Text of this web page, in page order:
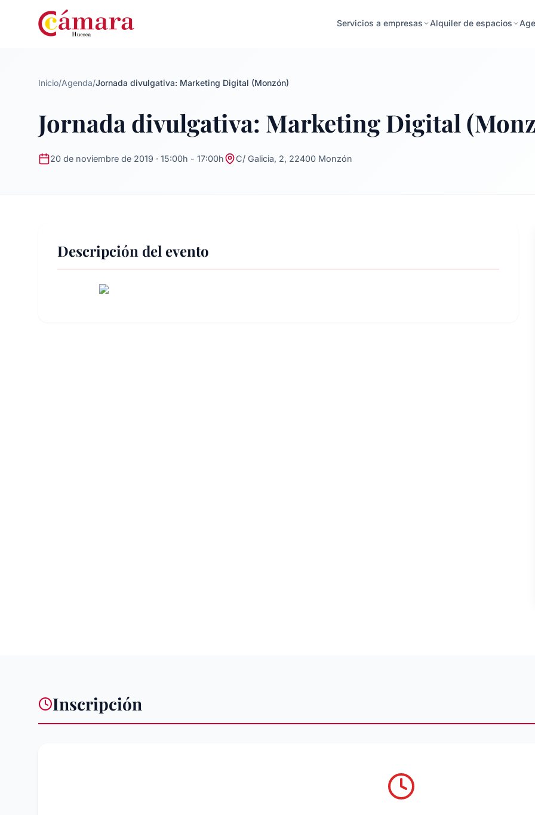
Servicios a empresas Alquiler de espacios
Inicio/Agenda/Jornada divulgativa: Marketing Digital (Monzón)
Jornada divulgativa: Marketing Digital
20 de noviembre de 2019 · 15:00h - 17:00h C/ Galicia, 2, 22400 Monzón
Descripción del evento
Inscripción